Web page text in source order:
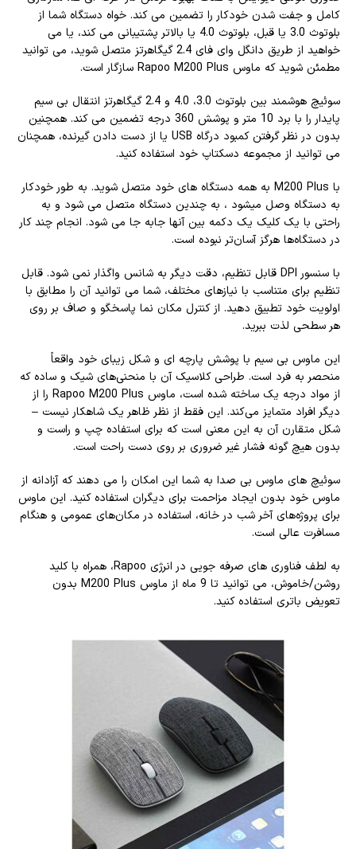
کامل و جفت شدن خودکار را تضمین می کند. خواه دستگاه شما از
بلوتوث 3.0 یا قبل، بلوتوث 4.0 یا بالاتر پشتیبانی می کند، یا می
خواهید از طریق دانگل وای فای 2.4 گیگاهرتز متصل شوید، می توانید
مطمئن شوید که ماوس Rapoo M200 Plus سازگار است.
سوئیچ هوشمند بین بلوتوث 3.0، 4.0 و 2.4 گیگاهرتز انتقال بی سیم
پایدار را با برد 10 متر و پوشش 360 درجه تضمین می کند. همچنین
بدون در نظر گرفتن کمبود درگاه USB یا از دست دادن گیرنده، همچنان
می توانید از مجموعه دسکتاپ خود استفاده کنید.
با M200 Plus به همه دستگاه های خود متصل شوید. به طور خودکار
به دستگاه وصل میشود ، به چندین دستگاه متصل می شود و به
راحتی با یک کلیک یک دکمه بین آنها جابه جا می شود. انجام چند کار
در دستگاه‌ها هرگز آسان‌تر نبوده است.
با سنسور DPI قابل تنظیم، دقت دیگر به شانس واگذار نمی شود. قابل
تنظیم برای متناسب با نیازهای مختلف، شما می توانید آن را مطابق با
اولویت خود تطبیق دهید. از کنترل مکان نما پاسخگو و صاف بر روی
هر سطحی لذت ببرید.
این ماوس بی سیم با پوشش پارچه ای و شکل زیبای خود واقعاً
منحصر به فرد است. طراحی کلاسیک آن با منحنی‌های شیک و ساده که
از مواد درجه یک ساخته شده است، ماوس Rapoo M200 Plus را از
دیگر افراد متمایز می‌کند. این فقط از نظر ظاهر یک شاهکار نیست –
شکل متقارن آن به این معنی است که برای استفاده چپ و راست و
بدون هیچ گونه فشار غیر ضروری بر روی دست راحت است.
سوئیچ های ماوس بی صدا به شما این امکان را می دهند که آزادانه از
ماوس خود بدون ایجاد مزاحمت برای دیگران استفاده کنید. این ماوس
برای پروژه‌های آخر شب در خانه، استفاده در مکان‌های عمومی و هنگام
مسافرت عالی است.
به لطف فناوری های صرفه جویی در انرژی Rapoo، همراه با کلید
روشن/خاموش، می توانید تا 9 ماه از ماوس M200 Plus بدون
تعویض باتری استفاده کنید.